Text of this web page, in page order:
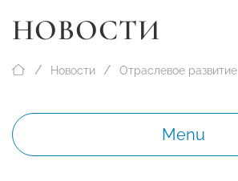
НОВОСТИ
Новости Отраслевое развитие
Menu